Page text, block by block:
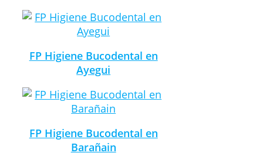
FP Higiene Bucodental en
Ayegui
FP Higiene Bucodental en
Barañain